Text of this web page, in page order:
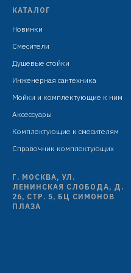
КАТАЛОГ
Новинки
Смесители
Душевые стойки
Инженерная сантехника
Мойки и комплектующие к ним
Аксессуары
Комплектующие к смесителям
Справочник комплектующих
Г. МОСКВА, УЛ.
ЛЕНИНСКАЯ СЛОБОДА, Д.
26, СТР. 5, БЦ СИМОНОВ
ПЛАЗА